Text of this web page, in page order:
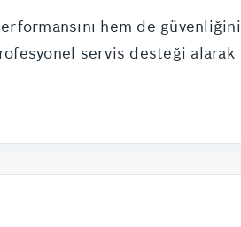
hem de güvenliğini
servis desteği alarak